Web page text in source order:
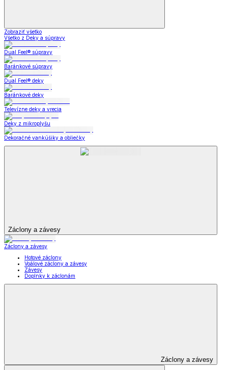
Zobraziť všetko
Všetko z Deky a súpravy
Dual Feel® súpravy
Baránkové súpravy
Dual Feel® deky
Baránkové deky
Televízne deky a vrecia
Deky z mikroplyšu
Dekoračné vankúšiky a obliečky
Záclony a závesy
Záclony a závesy
Hotové záclony
Voálové záclony a závesy
Závesy
Doplnky k záclonám
Záclony a závesy